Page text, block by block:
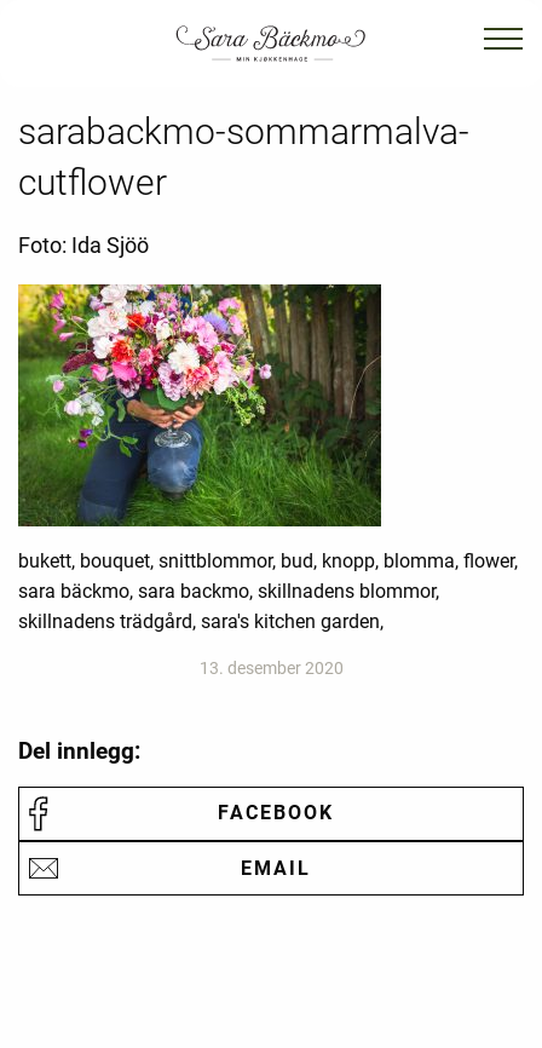
sarabackmo-sommarmalva-
cutflower
Foto: Ida Sjöö
bukett, bouquet, snittblommor, bud, knopp, blomma, flower,
sara bäckmo, sara backmo, skillnadens blommor,
skillnadens trädgård, sara's kitchen garden,
13. desember 2020
Del innlegg:
FACEBOOK
EMAIL